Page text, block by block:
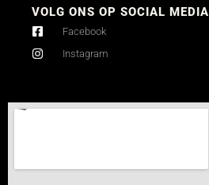
VOLG ONS OP SOCIAL MEDIA
Facebook
Instagram